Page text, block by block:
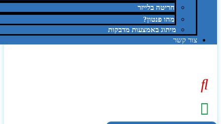
חריטה בלייזר
מהו פנטון?
מיתוג באמצעות מדבקות
צור קשר